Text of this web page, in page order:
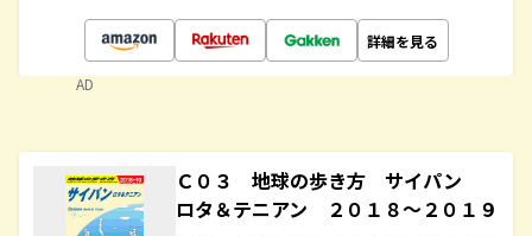
詳細を見る
AD
Ｃ０３ 地球の歩き方 サイパン
ロタ＆テニアン ２０１８～２０１９